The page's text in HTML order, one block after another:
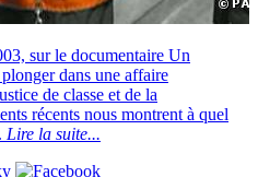
sur le documentaire Un
dans une affaire
de classe et de la
récents nous montrent à quel
Lire la suite...